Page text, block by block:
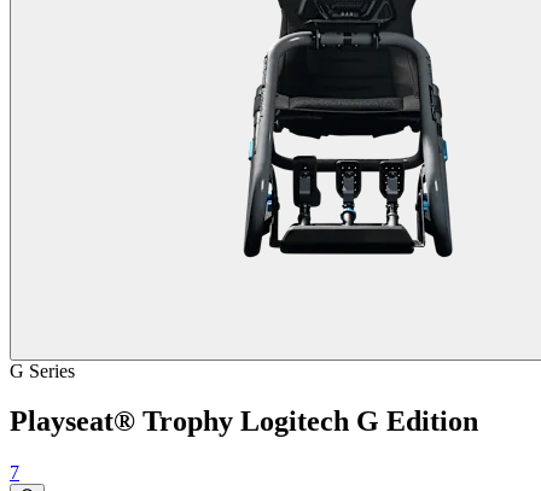
G Series
Playseat® Trophy Logitech G Edition
7